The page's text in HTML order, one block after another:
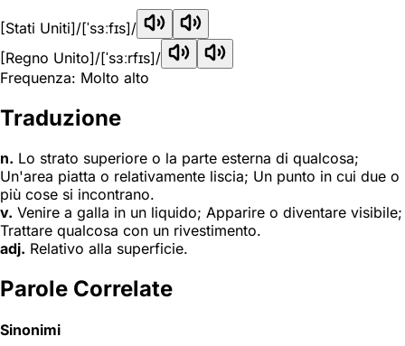
[Stati Uniti]/[ˈsɜːfɪs]/
[Regno Unito]/[ˈsɜːrfɪs]/
Frequenza: Molto alto
Traduzione
n. Lo strato superiore o la parte esterna di qualcosa;
Un'area piatta o relativamente liscia; Un punto in cui due o
più cose si incontrano.
v. Venire a galla in un liquido; Apparire o diventare visibile;
Trattare qualcosa con un rivestimento.
adj. Relativo alla superficie.
Parole Correlate
Sinonimi